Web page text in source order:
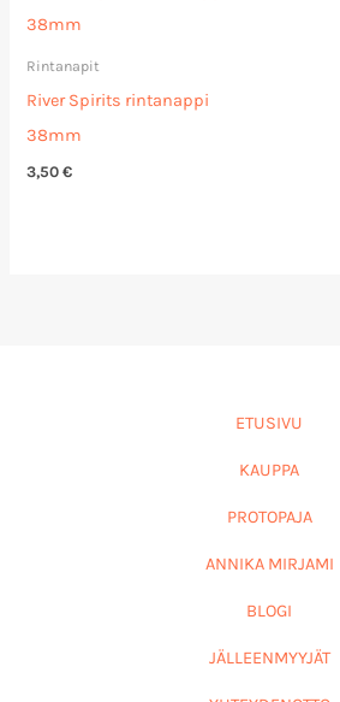
Rintanapit
River Spirits rintanappi
38mm
3,50€
ETUSIVU
KAUPPA
PROTOPAJA
ANNIKA MIRJAMI
BLOGI
JÄLLEENMYYJÄT